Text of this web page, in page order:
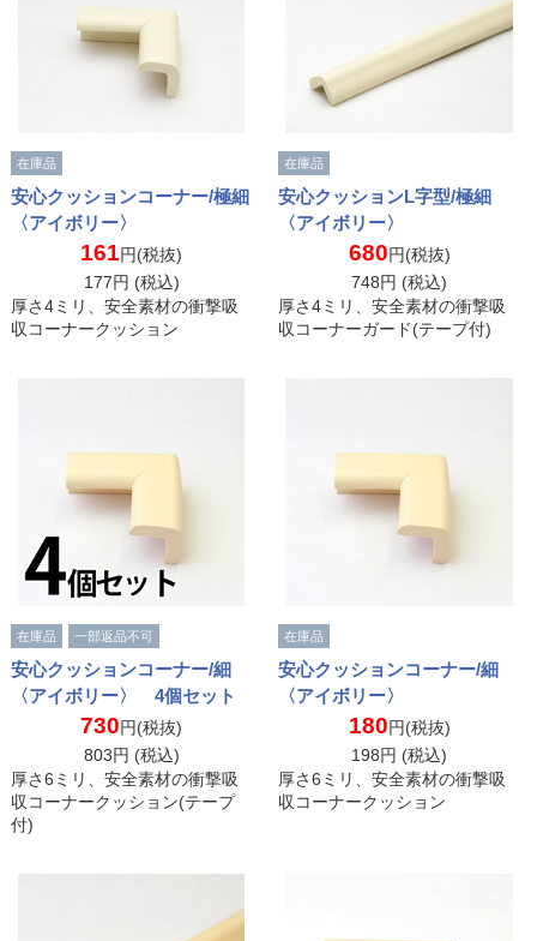
在庫品
安心クッションコーナー/極細
〈アイボリー〉
161円(税抜)
177円 (税込)
厚さ4ミリ、安全素材の衝撃吸
収コーナークッション
在庫品
安心クッションL字型/極細
〈アイボリー〉
680円(税抜)
748円 (税込)
厚さ4ミリ、安全素材の衝撃吸
収コーナーガード(テープ付)
在庫品 一部返品不可
安心クッションコーナー/細
〈アイボリー〉 4個セット
730円(税抜)
803円 (税込)
厚さ6ミリ、安全素材の衝撃吸
収コーナークッション(テープ
付)
在庫品
安心クッションコーナー/細
〈アイボリー〉
180円(税抜)
198円 (税込)
厚さ6ミリ、安全素材の衝撃吸
収コーナークッション